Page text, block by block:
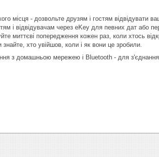
місця - дозвольте друзям і гостям відвідувати
і відвідувачам через eKey для певних дат або
миттєві попередження кожен раз, коли хтось
хто увійшов, коли і як вони це зробили.
з домашньою мережею і Bluetooth - для